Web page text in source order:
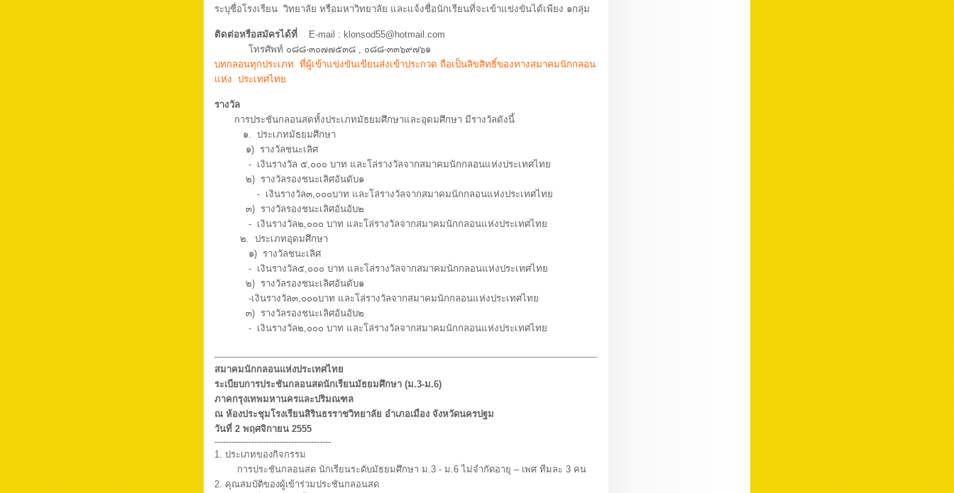
ระบุชื่อโรงเรียน วิทยาลัย หรือมหาวิทยาลัย และแจ้งชื่อนักเรียนที่จะเข้าแข่งขันได้เพียง ๑กลุ่ม
ติดต่อหรือสมัครได้ที่
E-mail : klonsod55@hotmail.com
โทรศัพท์ ๐๘๘-๓๐๗๗๕๓๘ , ๐๘๘-๓๓๖๙๗๖๑
บทกลอนทุกประเภท ที่ผู้เข้าแข่งขันเขียนส่งเข้าประกวด ถือเป็นลิขสิทธิ์ของทางสมาคมนักกลอน
แห่ง ประเทศไทย
รางวัล
การประชันกลอนสดทั้งประเภทมัธยมศึกษาและอุดมศึกษา มีรางวัลดังนี้
๑. ประเภทมัธยมศึกษา
๑) รางวัลชนะเลิศ
- เงินรางวัล ๕,๐๐๐ บาท และโล่รางวัลจากสมาคมนักกลอนแห่งประเทศไทย
๒) รางวัลรองชนะเลิศอันดับ๑
- เงินรางวัล๓,๐๐๐บาท และโล่รางวัลจากสมาคมนักกลอนแห่งประเทศไทย
๓) รางวัลรองชนะเลิศอันอับ๒
- เงินรางวัล๒,๐๐๐ บาท และโล่รางวัลจากสมาคมนักกลอนแห่งประเทศไทย
๒. ประเภทอุดมศึกษา
๑) รางวัลชนะเลิศ
- เงินรางวัล๕,๐๐๐ บาท และโล่รางวัลจากสมาคมนักกลอนแห่งประเทศไทย
๒) รางวัลรองชนะเลิศอันดับ๑
-เงินรางวัล๓,๐๐๐บาท และโล่รางวัลจากสมาคมนักกลอนแห่งประเทศไทย
๓) รางวัลรองชนะเลิศอันอับ๒
- เงินรางวัล๒,๐๐๐ บาท และโล่รางวัลจากสมาคมนักกลอนแห่งประเทศไทย
สมาคมนักกลอนแห่งประเทศไทย
ระเบียบการประชันกลอนสดนักเรียนมัธยมศึกษา (ม.3-ม.6)
ภาคกรุงเทพมหานครและปริมณฑล
ณ ห้องประชุมโรงเรียนสิรินธรราชวิทยาลัย อำเภอเมือง จังหวัดนครปฐม
วันที่ 2 พฤศจิกายน 2555
-----------------------------------------
1. ประเภทของกิจกรรม
การประชันกลอนสด นักเรียนระดับมัธยมศึกษา ม.3 - ม.6 ไม่จำกัดอายุ – เพศ ทีมละ 3 คน
2. คุณสมบัติของผู้เข้าร่วมประชันกลอนสด